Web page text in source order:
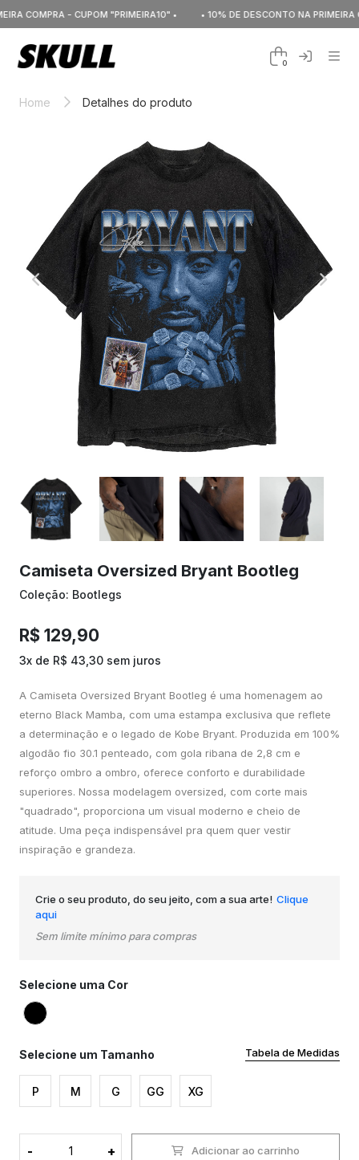
COMPRA - CUPOM "PRIMEIRA10" • • 10% DE DESCONTO NA PRIMEIRA
0
Home Detalhes do produto
Camiseta Oversized Bryant Bootleg
Coleção: Bootlegs
R$ 129,90
3x de R$ 43,30 sem juros
A Camiseta Oversized Bryant Bootleg é uma homenagem ao
eterno Black Mamba, com uma estampa exclusiva que reflete
a determinação e o legado de Kobe Bryant. Produzida em 100%
algodão fio 30.1 penteado, com gola ribana de 2,8 cm e
reforço ombro a ombro, oferece conforto e durabilidade
superiores. Nossa modelagem oversized, com corte mais
"quadrado", proporciona um visual moderno e cheio de
atitude. Uma peça indispensável pra quem quer vestir
inspiração e grandeza.
Crie o seu produto, do seu jeito, com a sua arte! Clique
aqui
Sem limite mínimo para compras
Selecione uma Cor
Selecione um Tamanho Tabela de Medidas
P M G GG XG
- + Adicionar ao carrinho